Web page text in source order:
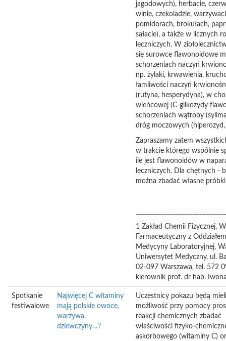
jagodowych), herbacie,
winie, czekoladzie,
pomidorach, brokułach,
sałacie), a także w licznych
leczniczych. W
się surowce flawonoidowe
schorzeniach naczyń
np. żylaki, krwawienia,
łamliwości naczyń
(rutyna, hesperydyna), w
wieńcowej (C-glikozydy
schorzeniach wątroby
dróg moczowych (hiperozyd,
Zapraszamy zatem
w trakcie którego wspólnie
ile jest flawonoidów w
leczniczych. Dla chętnych -
można zbadać własne
1 Zakład Chemii Fizycznej,
Farmaceutyczny z Oddziałem
Medycyny Laboratoryjnej,
Uniwersytet Medyczny, ul.
02-097 Warszawa, tel. 572
kierownik prof. dr hab.
Spotkanie
festiwalowe
Najwięcej C witaminy
mają polskie owoce,
warzywa,
dziewczyny…?
Uczestnicy pokazu będą mieli
możliwość przy pomocy
reakcji chemicznych zbadać
właściwości fizyko-
askorbowego (witaminy C)